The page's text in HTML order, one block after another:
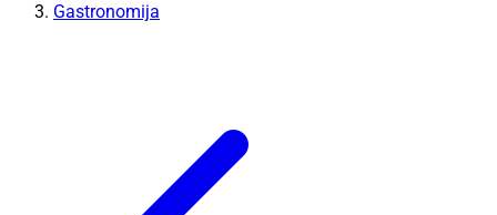
Gastronomija